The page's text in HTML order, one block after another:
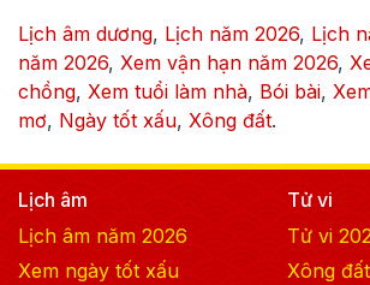
Lịch âm dương, Lịch năm 2026, Lịch
năm 2026, Xem vận hạn năm 2026,
chồng, Xem tuổi làm nhà, Bói bài,
mơ, Ngày tốt xấu, Xông đất.
Lịch âm
Lịch âm năm 2026
Xem ngày tốt xấu
Tử vi
Tử vi
Xông đất